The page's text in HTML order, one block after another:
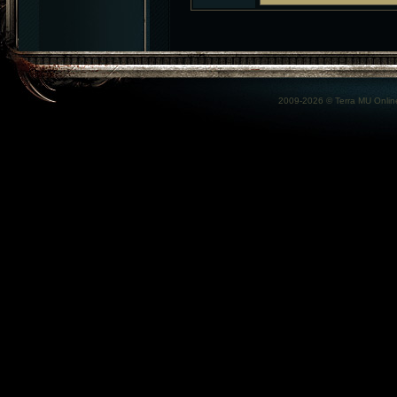
2009-2026 © Terra MU